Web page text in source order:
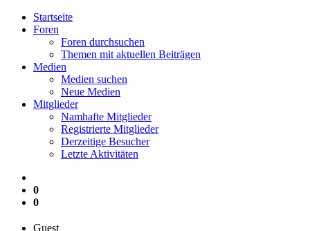
Startseite
Foren
Foren durchsuchen
Themen mit aktuellen Beiträgen
Medien
Medien suchen
Neue Medien
Mitglieder
Namhafte Mitglieder
Registrierte Mitglieder
Derzeitige Besucher
Letzte Aktivitäten
0
0
Guest